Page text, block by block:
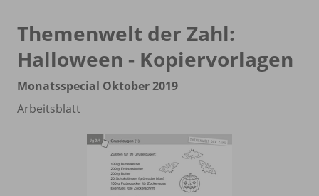
Themenwelt der Zahl:
Halloween - Kopiervorlagen
Monatsspecial Oktober 2019
Arbeitsblatt